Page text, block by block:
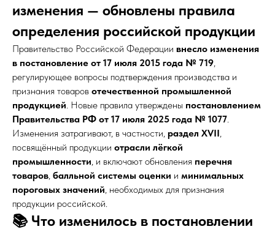
изменения — обновлены правила
определения российской продукции
Правительство Российской Федерации внесло изменения
в постановление от 17 июля 2015 года № 719,
регулирующее вопросы подтверждения производства и
признания товаров отечественной промышленной
продукцией. Новые правила утверждены постановлением
Правительства РФ от 17 июля 2025 года № 1077.
Изменения затрагивают, в частности, раздел XVII,
посвящённый продукции отрасли лёгкой
промышленности, и включают обновления перечня
товаров, балльной системы оценки и минимальных
пороговых значений, необходимых для признания
продукции российской.
📚 Что изменилось в постановлении